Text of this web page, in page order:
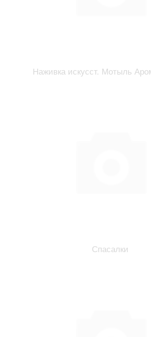
Наживка искусст. Мотыль
Спасалки